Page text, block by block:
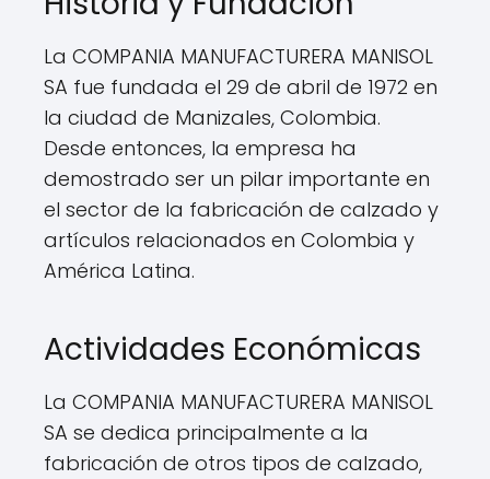
La COMPANIA MANUFACTURERA MANISOL
SA fue fundada el 29 de abril de 1972 en
la ciudad de Manizales, Colombia.
Desde entonces, la empresa ha
demostrado ser un pilar importante en
el sector de la fabricación de calzado y
artículos relacionados en Colombia y
América Latina.
Actividades Económicas
La COMPANIA MANUFACTURERA MANISOL
SA se dedica principalmente a la
fabricación de otros tipos de calzado,